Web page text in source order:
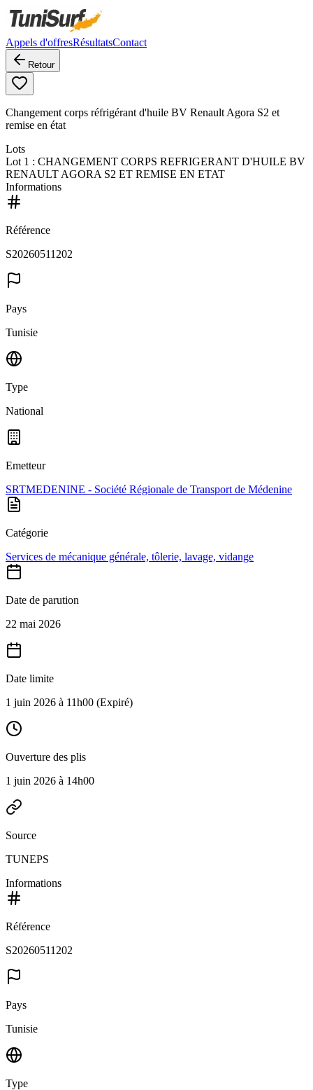
Appels d'offresRésultatsContact
Retour
Changement corps réfrigérant d'huile BV Renault Agora S2 et
remise en état
Lots
Lot 1 : CHANGEMENT CORPS REFRIGERANT D'HUILE BV
RENAULT AGORA S2 ET REMISE EN ETAT
Informations
Référence
S20260511202
Pays
Tunisie
Type
National
Emetteur
SRTMEDENINE - Société Régionale de Transport de Médenine
Catégorie
Services de mécanique générale, tôlerie, lavage, vidange
Date de parution
22 mai 2026
Date limite
1 juin 2026 à 11h00 (Expiré)
Ouverture des plis
1 juin 2026 à 14h00
Source
TUNEPS
Informations
Référence
S20260511202
Pays
Tunisie
Type